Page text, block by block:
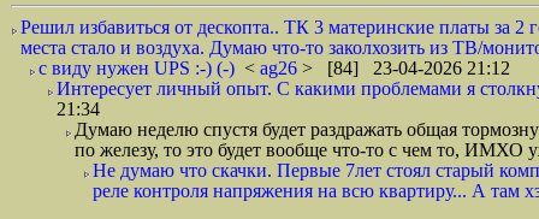
Решил избавиться от дескопта.. ТК 3 материнские платы за
места стало и воздуха. Думаю что-то заколхозить из ТВ/
с виду нужен UPS :-) (-) < ag26 > [84] 23-04-2026 21:12
Интересует личный опыт. С какими проблемами я
21:34
Думаю неделю спустя будет раздражать общая
по железу, то это будет вообще что-то с чем то, ИМХО
Не думаю что скачки. Первые 7лет стоял старый
реле контроля напряжения на всю квартиру... А там